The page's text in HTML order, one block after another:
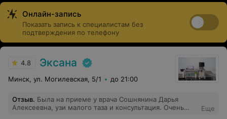
Онлайн-запись
Показать запись к специалистам без
подтверждения по телефону
4.8 Эксана
Минск, ул. Могилевская, 5/1 до 21:00
Отзыв. Была на приеме у врача Сошнянина Дарья
Алексеевна, узи малого таза и консультация. Очень
Еще